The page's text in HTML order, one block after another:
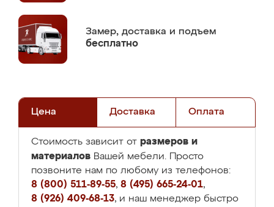
Замер, доставка и подъем
бесплатно
Цена Доставка Оплата
Стоимость зависит от размеров и
материалов Вашей мебели. Просто
позвоните нам по любому из телефонов:
8 (800) 511-89-55, 8 (495) 665-24-01,
8 (926) 409-68-13, и наш менеджер быстро